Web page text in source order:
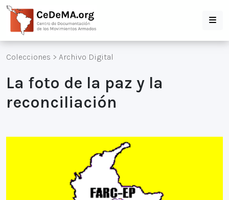
Colecciones > Archivo Digital
La foto de la paz y la
reconciliación